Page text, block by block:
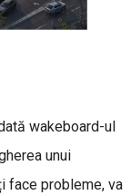
wakeboard-ul
unui
face probleme, va